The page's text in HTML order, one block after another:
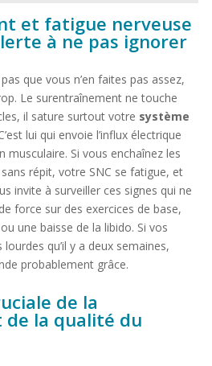
et fatigue nerveuse
à ne pas ignorer
que vous n’en faites pas assez,
Le surentraînement ne touche
il sature surtout votre système
lui qui envoie l’influx électrique
musculaire. Si vous enchaînez les
répit, votre SNC se fatigue, et
invite à surveiller ces signes qui ne
force sur des exercices de base,
une baisse de la libido. Si vos
qu’il y a deux semaines,
probablement grâce.
de la
la qualité du